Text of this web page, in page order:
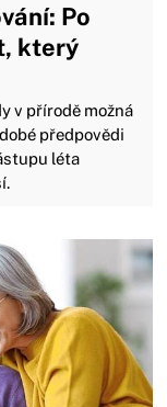
Po
který
v přírodě možná
předpovědi
léta